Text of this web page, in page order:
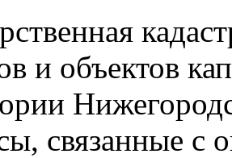
и объектов
связанные с